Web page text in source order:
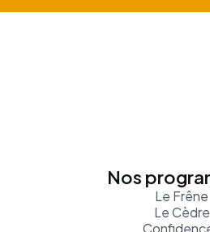
Nos
Le Frêne
Le Cèdre